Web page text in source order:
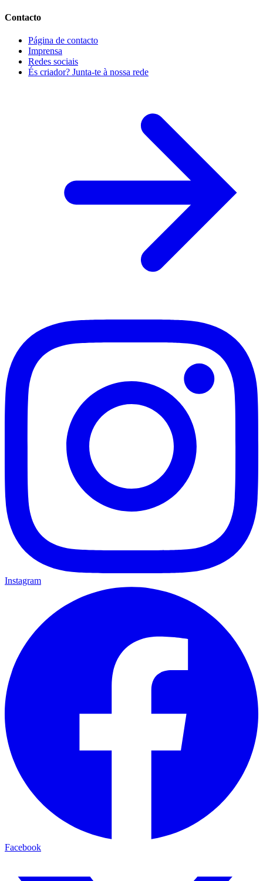
Contacto
Página de contacto
Imprensa
Redes sociais
És criador? Junta-te à nossa rede
Instagram
Facebook